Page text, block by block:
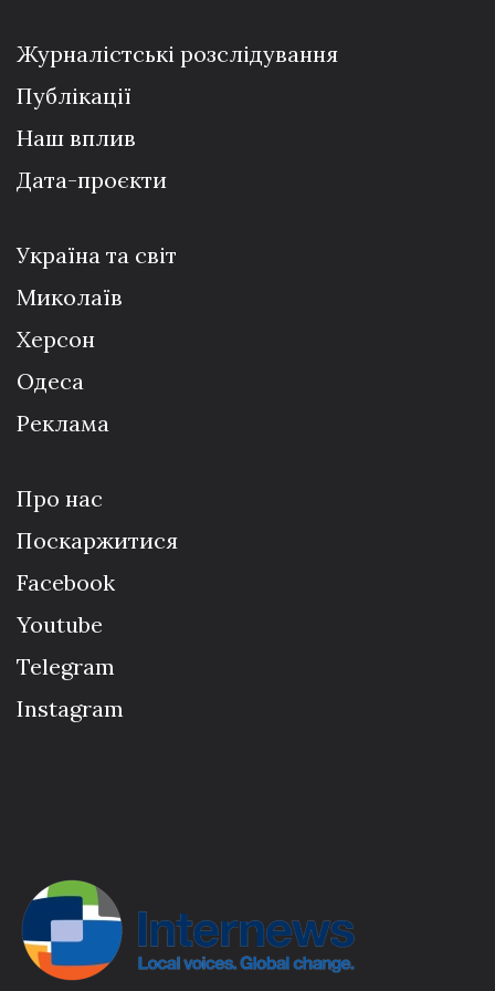
Журналістські розслідування
Публікації
Наш вплив
Дата-проєкти
Україна та світ
Миколаїв
Херсон
Одеса
Реклама
Про нас
Поскаржитися
Facebook
Youtube
Telegram
Instagram